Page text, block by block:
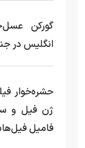
گورکن
انگلیس در
حشره‌خوار
ژن فیل و
فامیل